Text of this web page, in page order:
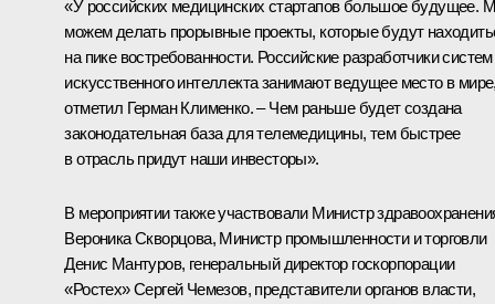
«У российских медицинских стартапов большое будущее.
можем делать прорывные проекты, которые будут
на пике востребованности. Российские разработчики систем
искусственного интеллекта занимают ведущее место в
отметил Герман Клименко. – Чем раньше будет создана
законодательная база для телемедицины, тем быстрее
в отрасль придут наши инвесторы».
В мероприятии также участвовали Министр
Вероника Скворцова, Министр промышленности и торговли
Денис Мантуров, генеральный директор госкорпорации
«Ростех»Сергей Чемезов, представители органов власти,